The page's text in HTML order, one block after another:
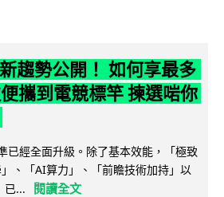
趨勢公開！ 如何享最多
攜到電競標竿 揀選啱你
已經全面升級。除了基本效能，「極致
、「AI算力」、「前瞻技術加持」以
已...
閱讀全文